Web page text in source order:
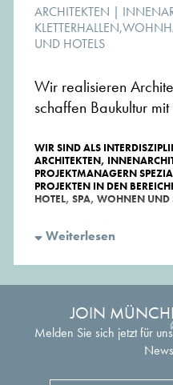
ARCHITEKTEN |
UND HOTELS
Wir realisieren
schaffen Baukultur
WIR SIND ALS
ARCHITEKTEN,
PROJEKTMANAGERN
PROJEKTEN IN DEN
HOTEL, SPA, WOHNEN UND
Unsere Arbeit besteht in
wirtschaftlichen und
aussagekräftiger,
einzigartige Ergebnis aus
Zusammenarbeit mit
Weiterlesen
JOIN
Melden Sie sich jetzt für